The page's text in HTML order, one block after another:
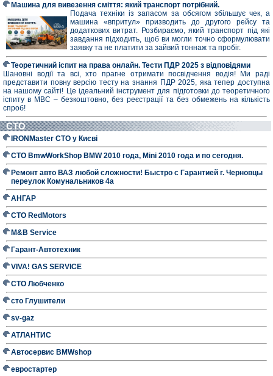
Машина для вивезення сміття: який транспорт потрібний.
Подача техніки із запасом за обсягом збільшує чек, а
машина «впритул» призводить до другого рейсу та
додаткових витрат. Розбираємо, який транспорт під які
завдання підходить, щоб ви могли точно сформулювати
заявку та не платити за зайвий тоннаж та пробіг.
Теоретичний іспит на права онлайн. Тести ПДР 2025 з відповідями
Шановні водії та всі, хто прагне отримати посвідчення водія! Ми раді
представити повну версію тесту на знання ПДР 2025, яка тепер доступна
на нашому сайті! Це ідеальний інструмент для підготовки до теоретичного
іспиту в МВС – безкоштовно, без реєстрації та без обмежень на кількість
спроб!
СТО
IRONMaster СТО у Києві
СТО BmwWorkShop BMW 2010 года, Mini 2010 года и по сегодня.
Ремонт авто ВАЗ любой сложности! Быстро с Гарантией г. Черновцы
переулок Комунальников 4а
АНГАР
СТО RedMotors
M&B Service
Гарант-Автотехник
VIVA! GAS SERVICE
СТО Любченко
сто Глушители
sv-gaz
АТЛАНТИС
Автосервис BMWshop
евростартер